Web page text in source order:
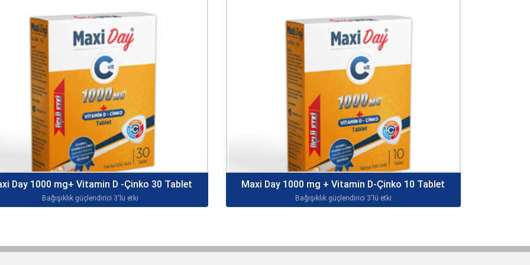
Day 1000 mg+ Vitamin D -Çinko 30 Tablet
Bağışıklık güçlendirici 3'lü etki
Maxi Day 1000 mg + Vitamin D-Çinko 10 Tablet
Bağışıklık güçlendirici 3'lü etki